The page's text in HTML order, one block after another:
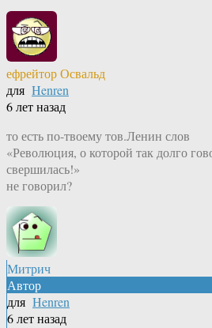
ефрейтор Освальд
для Henren
6 лет назад
то есть по-твоему тов.Ленин слов
«Революция, о которой так долго
свершилась!»
не говорил?
Митрич
Автор
для Henren
6 лет назад